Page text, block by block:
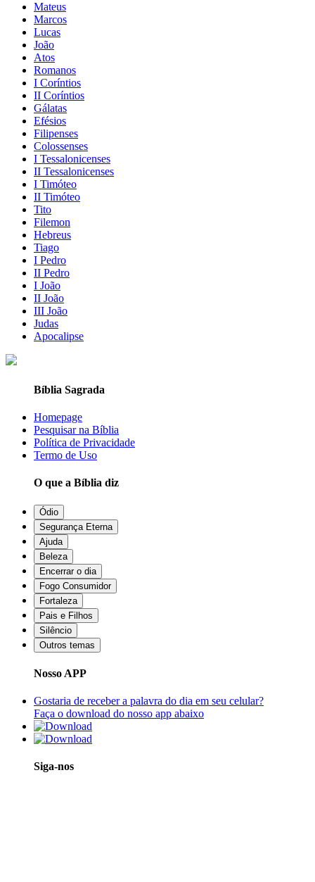
Mateus
Marcos
Lucas
João
Atos
Romanos
I Coríntios
II Coríntios
Gálatas
Efésios
Filipenses
Colossenses
I Tessalonicenses
II Tessalonicenses
I Timóteo
II Timóteo
Tito
Filemon
Hebreus
Tiago
I Pedro
II Pedro
I João
II João
III João
Judas
Apocalipse
Bíblia Sagrada
Homepage
Pesquisar na Bíblia
Política de Privacidade
Termo de Uso
O que a Bíblia diz
Ódio
Segurança Eterna
Ajuda
Beleza
Encerrar o dia
Fogo Consumidor
Fortaleza
Pais e Filhos
Silêncio
Outros temas
Nosso APP
Gostaria de receber a palavra do dia em seu celular?
Faça o download do nosso app abaixo
Siga-nos